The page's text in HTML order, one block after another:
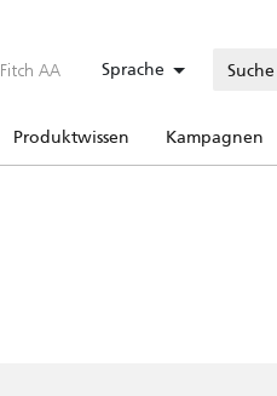
Fitch AA Sprache
Produktwissen Kampagnen